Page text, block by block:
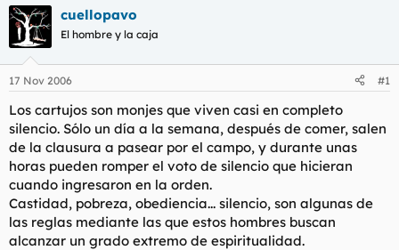
i
a
d
o
d
t
e
m
a
d
e
i
o
cuellopavo
El hombre y la caja
17 Nov 2006 #1
Los cartujos son monjes que viven casi en completo
silencio. Sólo un día a la semana, después de comer, salen
de la clausura a pasear por el campo, y durante unas
horas pueden romper el voto de silencio que hicieran
cuando ingresaron en la orden.
Castidad, pobreza, obediencia... silencio, son algunas de
las reglas mediante las que estos hombres buscan
alcanzar un grado extremo de espiritualidad.